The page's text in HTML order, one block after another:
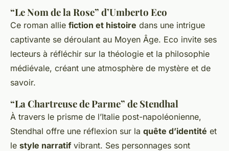
“Le Nom de la Rose” d’Umberto Eco
Ce roman allie fiction et histoire dans une intrigue
captivante se déroulant au Moyen Âge. Eco invite ses
lecteurs à réfléchir sur la théologie et la philosophie
médiévale, créant une atmosphère de mystère et de
savoir.
“La Chartreuse de Parme” de Stendhal
À travers le prisme de l’Italie post-napoléonienne,
Stendhal offre une réflexion sur la quête d’identité et
le style narratif vibrant. Ses personnages sont